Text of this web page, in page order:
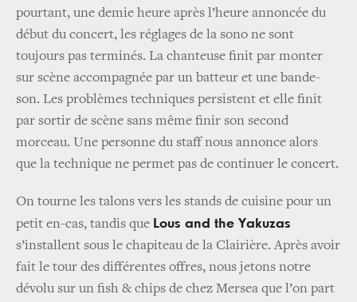
pourtant, une demie heure après l’heure annoncée du
début du concert, les réglages de la sono ne sont
toujours pas terminés. La chanteuse finit par monter
sur scène accompagnée par un batteur et une bande-
son. Les problèmes techniques persistent et elle finit
par sortir de scène sans même finir son second
morceau. Une personne du staff nous annonce alors
que la technique ne permet pas de continuer le concert.
On tourne les talons vers les stands de cuisine pour un
petit en-cas, tandis que Lous and the Yakuzas
s’installent sous le chapiteau de la Clairière. Après avoir
fait le tour des différentes offres, nous jetons notre
dévolu sur un fish & chips de chez Mersea que l’on part